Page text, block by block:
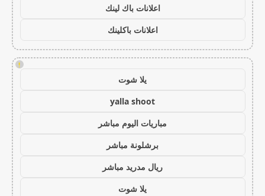
اعلانات باك لينك
اعلانات باكلينك
!
يلا شوت
yalla shoot
مباريات اليوم مباشر
برشلونة مباشر
ريال مدريد مباشر
يلا شوت